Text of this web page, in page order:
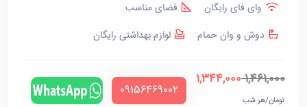
وای فای رایگان
فضای مناسب
دوش و وان حمام
لوازم بهداشتی رایگان
1,461,000
1,344,000
تومان/هر شب
‪09156469002‬